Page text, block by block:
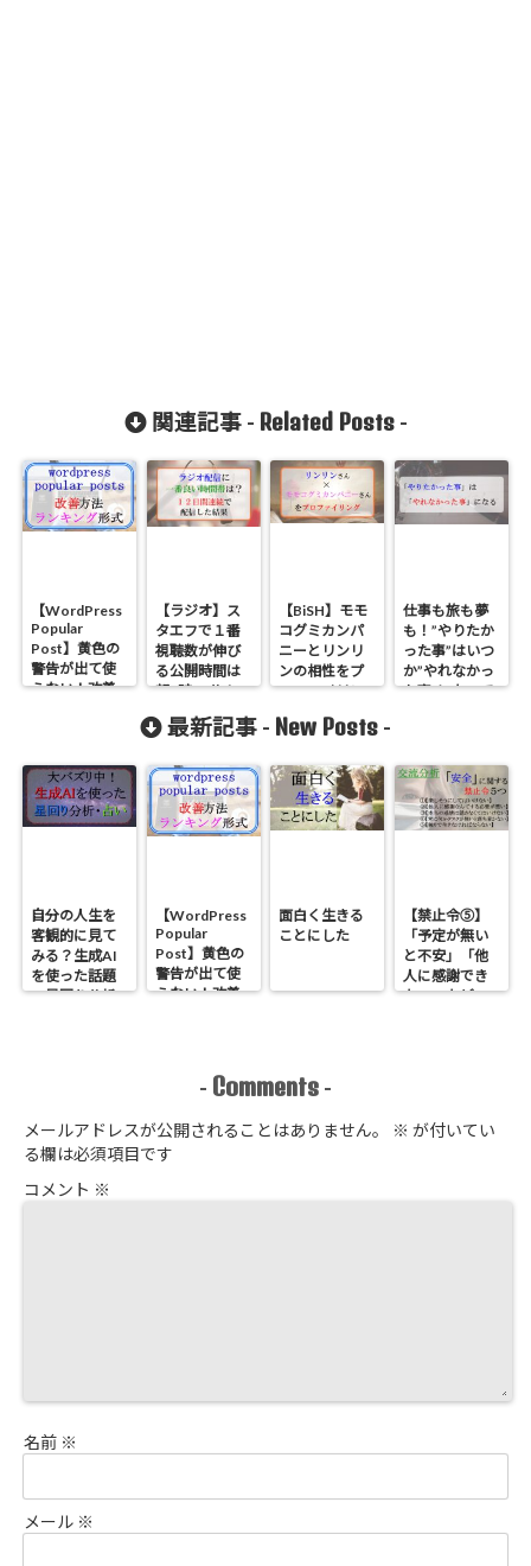
関連記事 - Related Posts-
【WordPress
Popular
Post】黄色の
警告が出て使
えない！改善
【ラジオ】ス
タエフで１番
視聴数が伸び
る公開時間は
朝7時30分！
て検証した結
【stamd.fm】
【BiSH】モモ
コグミカンパ
ニーとリンリ
ンの相性をプ
ロファイリン
めない２人は
か？
仕事も旅も夢
も！”やりたか
った事”はいつ
か”やれなかっ
た事”になって
最新記事 - New Posts -
自分の人生を
客観的に見て
みる？生成AI
を使った話題
の星回り分析
【WordPress
Popular
Post】黄色の
警告が出て使
えない！改善
面白く生きる
ことにした
【禁止令⑤】
「予定が無い
と不安」「他
人に感謝でき
ない」などの
- Comments -
メールアドレスが公開されることはありません。 ※ が付いてい
る欄は必須項目です
コメント ※
名前 ※
メール ※